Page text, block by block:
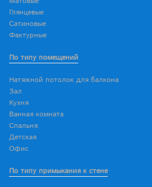
Глянцевые
Сатиновые
Фактурные
По типу помещений
Натяжной потолок для балкона
Зал
Кухня
Ванная комната
Спальня
Детская
Офис
По типу примыкания к стене